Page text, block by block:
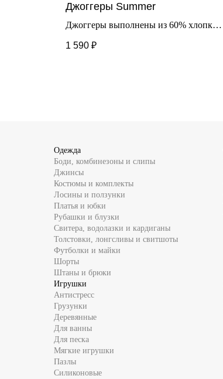
Джоггеры Summer
Джоггеры выполнены из 60% хлопка,
теплый сезон, очень легкие. Идеальны
1 590 ₽
Одежда
Боди, комбинезоны и слипы
Джинсы
Костюмы и комплекты
Лосины и ползунки
Платья и юбки
Рубашки и блузки
Свитера, водолазки и кардиганы
Толстовки, лонгсливы и свитшоты
Футболки и майки
Шорты
Штаны и брюки
Игрушки
Антистресс
Грузунки
Деревянные
Для ванны
Для песка
Мягкие игрушки
Пазлы
Силиконовые